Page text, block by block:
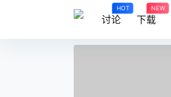
讨论
HOT
下载
NEW